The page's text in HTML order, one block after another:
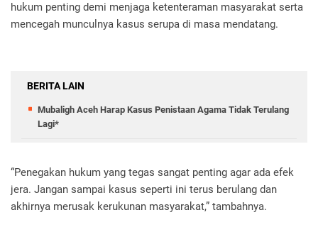
hukum penting demi menjaga ketenteraman masyarakat serta
mencegah munculnya kasus serupa di masa mendatang.
BERITA LAIN
Mubaligh Aceh Harap Kasus Penistaan Agama Tidak Terulang
Lagi*
“Penegakan hukum yang tegas sangat penting agar ada efek
jera. Jangan sampai kasus seperti ini terus berulang dan
akhirnya merusak kerukunan masyarakat,” tambahnya.